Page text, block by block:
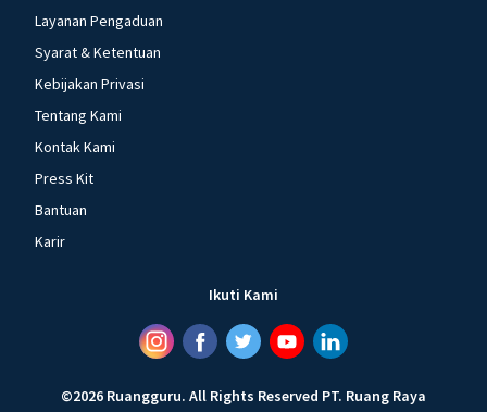
Layanan Pengaduan
Syarat & Ketentuan
Kebijakan Privasi
Tentang Kami
Kontak Kami
Press Kit
Bantuan
Karir
Ikuti Kami
©2026 Ruangguru. All Rights Reserved PT. Ruang Raya